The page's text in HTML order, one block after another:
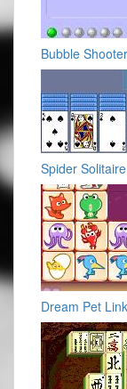
Bubble Shooter
Spider Solitaire
Dream Pet Link